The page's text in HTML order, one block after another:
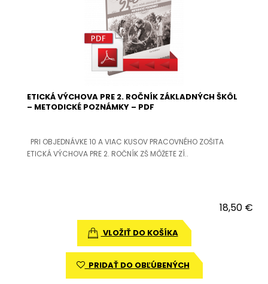
ETICKÁ VÝCHOVA PRE 2. ROČNÍK ZÁKLADNÝCH ŠKÔL
– METODICKÉ POZNÁMKY – PDF
PRI OBJEDNÁVKE 10 A VIAC KUSOV PRACOVNÉHO ZOŠITA
ETICKÁ VÝCHOVA PRE 2. ROČNÍK ZŠ MÔŽETE ZÍ..
18,50 €
VLOŽIŤ DO KOŠÍKA
PRIDAŤ DO OBĽÚBENÝCH